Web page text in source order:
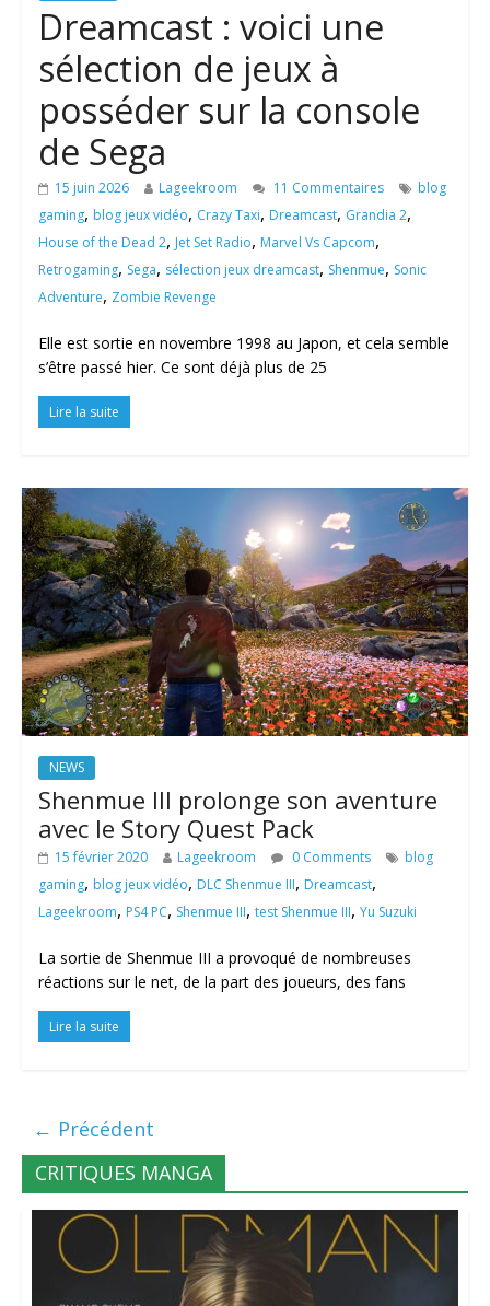
Dreamcast : voici une
sélection de jeux à
posséder sur la console
de Sega
15 juin 2026 Lageekroom 11 Commentaires
blog
gaming, blog jeux vidéo, Crazy Taxi, Dreamcast, Grandia 2,
House of the Dead 2, Jet Set Radio, Marvel Vs Capcom,
Retrogaming, Sega, sélection jeux dreamcast, Shenmue, Sonic
Adventure, Zombie Revenge
Elle est sortie en novembre 1998 au Japon, et cela semble
s’être passé hier. Ce sont déjà plus de 25
Lire la suite
NEWS
Shenmue III prolonge son aventure
avec le Story Quest Pack
15 février 2020 Lageekroom 0 Comments
blog
gaming, blog jeux vidéo, DLC Shenmue III, Dreamcast,
Lageekroom, PS4 PC, Shenmue III, test Shenmue III, Yu Suzuki
La sortie de Shenmue III a provoqué de nombreuses
réactions sur le net, de la part des joueurs, des fans
Lire la suite
← Précédent
CRITIQUES MANGA